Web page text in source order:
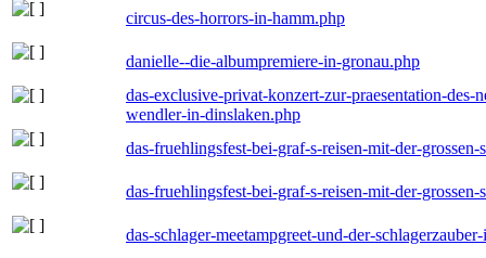
circus-des-horrors-in-hamm.php
danielle--die-albumpremiere-in-gronau.php
das-exclusive-privat-konzert-zur-praesentation-
wendler-in-dinslaken.php
das-fruehlingsfest-bei-graf-s-reisen-mit-der-
das-fruehlingsfest-bei-graf-s-reisen-mit-der-
das-schlager-meetampgreet-und-der-